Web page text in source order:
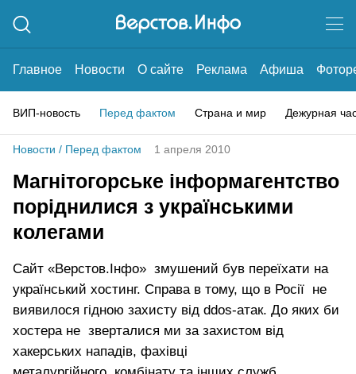
Главное Новости О сайте Реклама Афиша
ВИП-новость Перед фактом Страна и мир Дежурная
Новости / Перед фактом 1 апреля 2010
Магнітогорське інформагентство
поріднилися з українськими
колегами
Сайт «Верстов.Інфо» змушений був переїхати на
український хостинг. Справа в тому, що в Росії не
виявилося гідною захисту від ddos-атак. До яких би
хостера не зверталися ми за захистом від
хакерських нападів, фахівці